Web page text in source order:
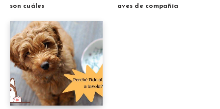
son cuáles
aves de compañía